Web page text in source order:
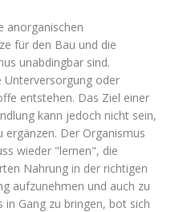
anorganischen
für den Bau und die
unabdingbar sind.
Unterversorgung oder
entstehen. Das Ziel einer
kann jedoch nicht sein,
Der Organismus
wieder "lernen", die
Nahrung in der richtigen
aufzunehmen und auch zu
in Gang zu bringen, bot sich